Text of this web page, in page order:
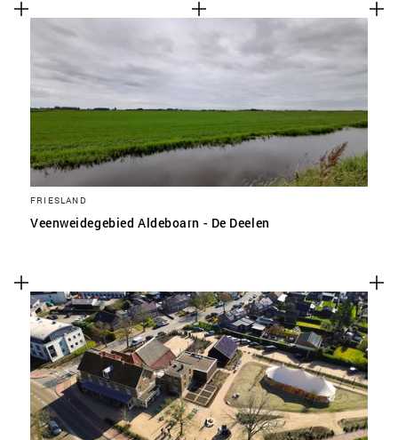
FRIESLAND
Veenweidegebied Aldeboarn - De Deelen